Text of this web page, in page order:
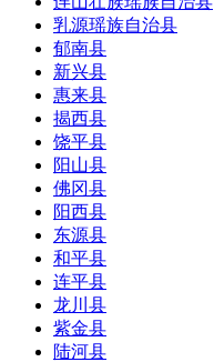
乳源瑶族自治县
郁南县
新兴县
惠来县
揭西县
饶平县
阳山县
佛冈县
阳西县
东源县
和平县
连平县
龙川县
紫金县
陆河县